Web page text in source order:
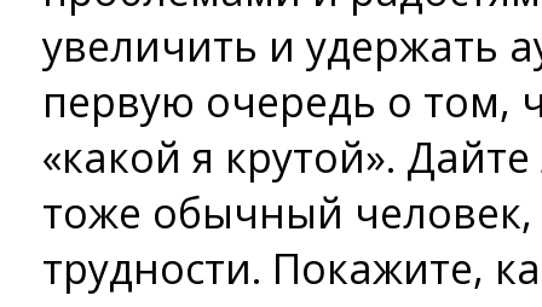
увеличить и удержать
первую очередь о том,
«какой я крутой».
тоже обычный
трудности. Покажите,